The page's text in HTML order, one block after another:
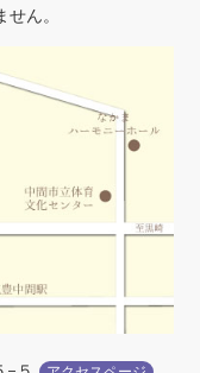
ん。